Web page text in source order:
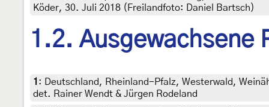
Köder, 30. Juli 2018 (Freilandfoto: Daniel Bartsch)
1.2. Ausgewachsene
1 :
Deutschland, Rheinland-Pfalz, Westerwald,
det. Rainer Wendt & Jürgen Rodeland